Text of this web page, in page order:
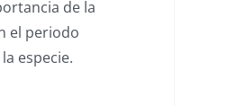
de la
el periodo
especie.